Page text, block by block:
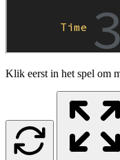
Klik eerst in het spel om